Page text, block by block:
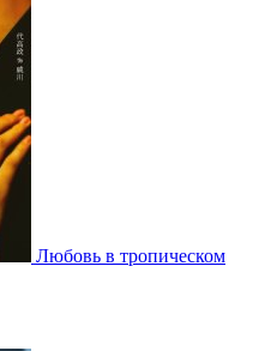
Любовь в тропическом